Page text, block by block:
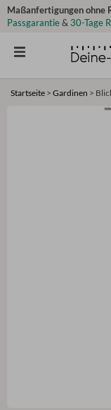
Zum
Inhalt
Maßanfertigungen ohne
Passgarantie& 30-Tage
Startseite > Gardinen >